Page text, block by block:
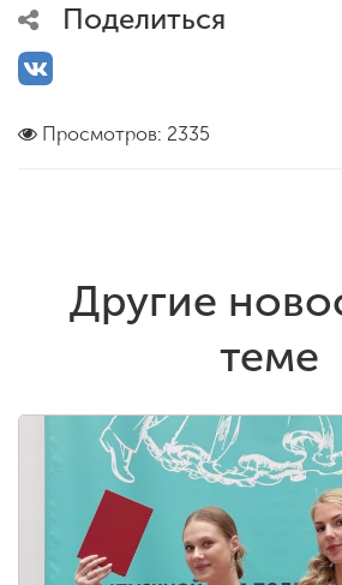
Поделиться
Просмотров: 2335
Другие
теме